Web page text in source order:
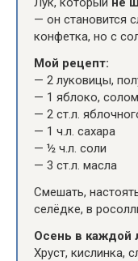
— он становится
конфетка, но с
Мой рецепт:
— 2 луковицы,
— 1 яблоко,
— 2 ст.л.
— 1 ч.л. сахара
— ½ ч.л. соли
— 3 ст.л. масла
Смешать,
селёдке, в
Осень в каждой
Хруст, кислинка,